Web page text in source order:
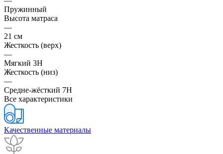
Пружинный
Высота матраса
—
21 см
Жесткость (верх)
—
Мягкий 3H
Жесткость (низ)
—
Средне-жёсткий 7H
Все характеристики
Качественные материалы